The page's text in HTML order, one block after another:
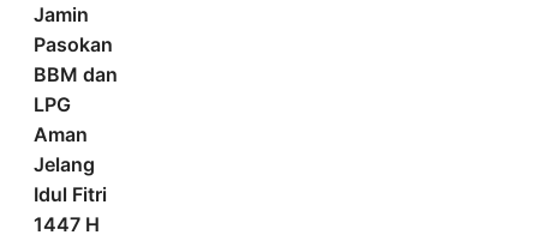
Jamin
Pasokan
BBM dan
LPG
Aman
Jelang
Idul Fitri
1447 H